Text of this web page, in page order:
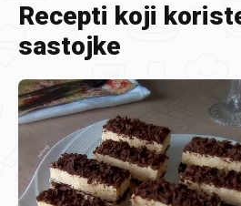
Recepti koji
sastojke